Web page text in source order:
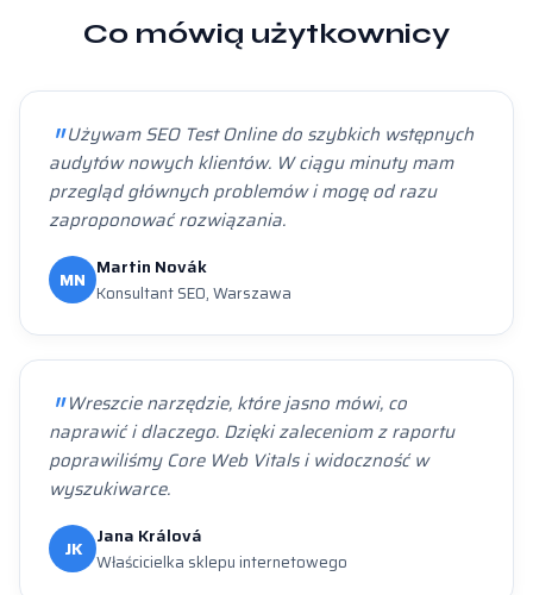
Co mówią użytkownicy
Używam SEO Test Online do szybkich wstępnych
audytów nowych klientów. W ciągu minuty mam
przegląd głównych problemów i mogę od razu
zaproponować rozwiązania.
MN Martin Novák
Konsultant SEO, Warszawa
Wreszcie narzędzie, które jasno mówi, co
naprawić i dlaczego. Dzięki zaleceniom z raportu
poprawiliśmy Core Web Vitals i widoczność w
wyszukiwarce.
JK Jana Králová
Właścicielka sklepu internetowego